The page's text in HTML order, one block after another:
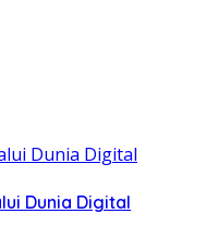
Dunia Digital